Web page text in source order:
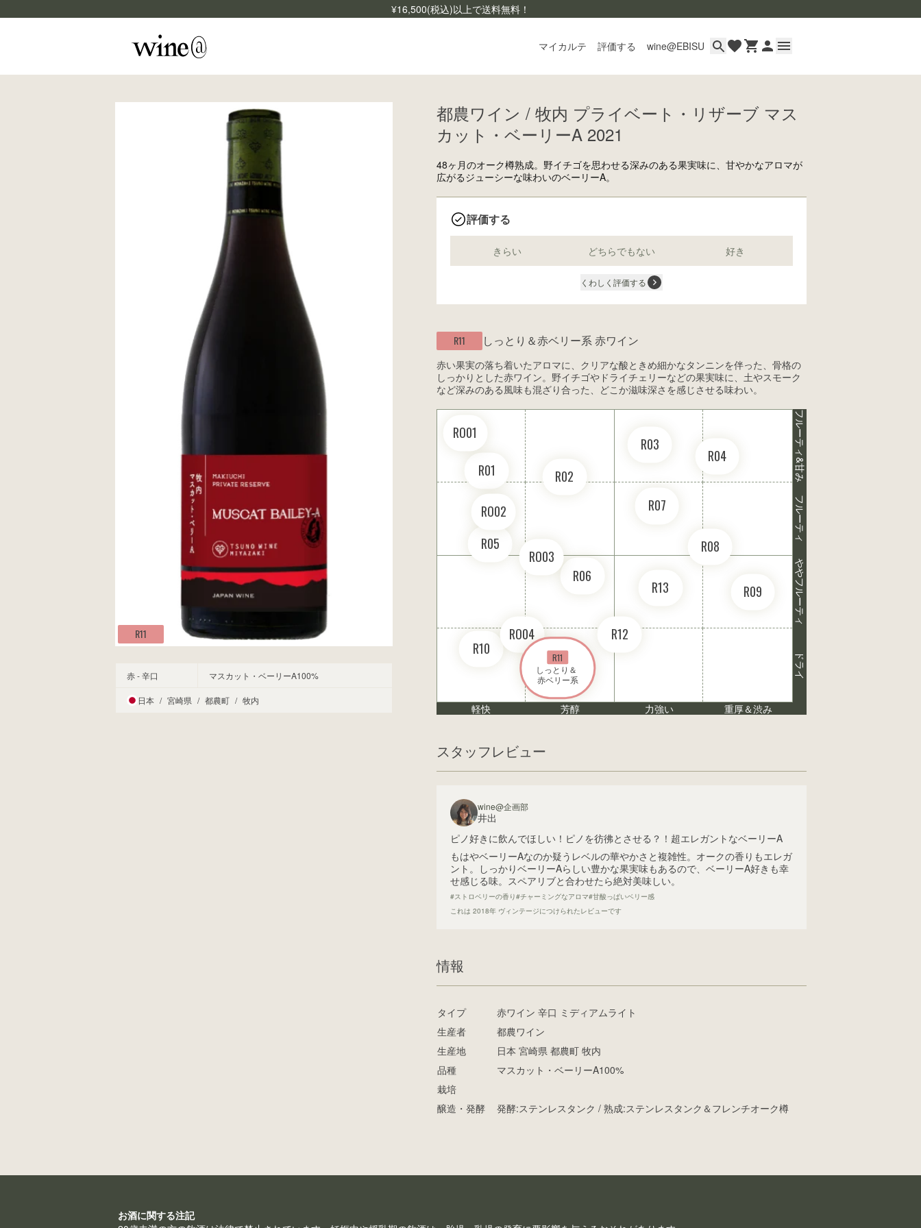
¥16,500(税込)以上で送料無料！
マイカルテ 評価する wine@EBISU
マイカルテ
評価する
wine@EBISU
商品検索
ログイン
ご利用ガイド
お問い合わせ
wine@とは
R11
赤 - 辛口 マスカット・ベーリーA100%
日本 / 宮崎県 / 都農町 / 牧内
都農ワイン / 牧内 プライベート・リザーブ マス
カット・ベーリーA 2021
48ヶ月のオーク樽熟成。野イチゴを思わせる深みのある果実味に、甘やかなアロマが
広がるジューシーな味わいのベーリーA。
評価する
きらい どちらでもない 好き
くわしく評価する
R11 しっとり＆赤ベリー系赤ワイン
赤い果実の落ち着いたアロマに、クリアな酸ときめ細かなタンニンを伴った、骨格の
しっかりとした赤ワイン。野イチゴやドライチェリーなどの果実味に、土やスモーク
など深みのある風味も混ざり合った、どこか滋味深さを感じさせる味わい。
R01 R02
R03
R04
R05
R06
R07
R08
R09
R10
R11
しっとり＆
赤ベリー系
R12
R13
RO01
RO02
RO03
RO04
フルーティ&甘み
フルーティ
ややフルーティ
ドライ
軽快 芳醇 力強い 重厚＆渋み
スタッフレビュー
wine@企画部
井出
ピノ好きに飲んでほしい！ピノを彷彿とさせる？！超エレガントなベーリーA
もはやベーリーAなのか疑うレベルの華やかさと複雑性。オークの香りもエレガ
ント。しっかりベーリーAらしい豊かな果実味もあるので、ベーリーA好きも幸
せ感じる味。スペアリブと合わせたら絶対美味しい。
#ストロベリーの香り#チャーミングなアロマ#甘酸っぱいベリー感
これは 2018年 ヴィンテージにつけられたレビューです
情報
タイプ
赤ワイン 辛口 ミディアムライト
生産者
都農ワイン
生産地
日本 宮崎県 都農町 牧内
品種
マスカット・ベーリーA100%
栽培
醸造・発酵
発酵:ステンレスタンク / 熟成:ステンレスタンク＆フレンチオーク樽
お酒に関する注記